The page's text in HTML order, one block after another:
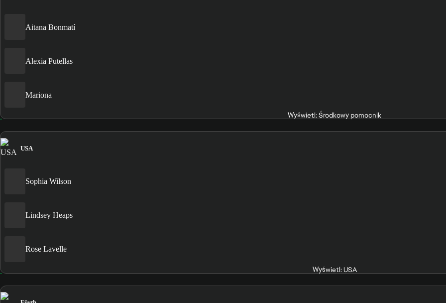
Aitana Bonmatí
Alexia Putellas
Mariona
Wyświetl: Środkowy pomocnik
USA
Sophia Wilson
Lindsey Heaps
Rose Lavelle
Wyświetl: USA